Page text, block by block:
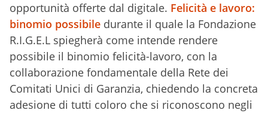
opportunità offerte dal digitale. Felicità e lavoro:
binomio possibile durante il quale la Fondazione
R.I.G.E.L spiegherà come intende rendere
possibile il binomio felicità-lavoro, con la
collaborazione fondamentale della Rete dei
Comitati Unici di Garanzia, chiedendo la concreta
adesione di tutti coloro che si riconoscono negli